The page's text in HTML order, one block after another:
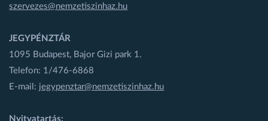
szervezes@nemzetiszinhaz.hu
JEGYPÉNZTÁR
1095 Budapest, Bajor Gizi park 1.
Telefon: 1/476-6868
E-mail: jegypenztar@nemzetiszinhaz.hu
Nyitvatartás: